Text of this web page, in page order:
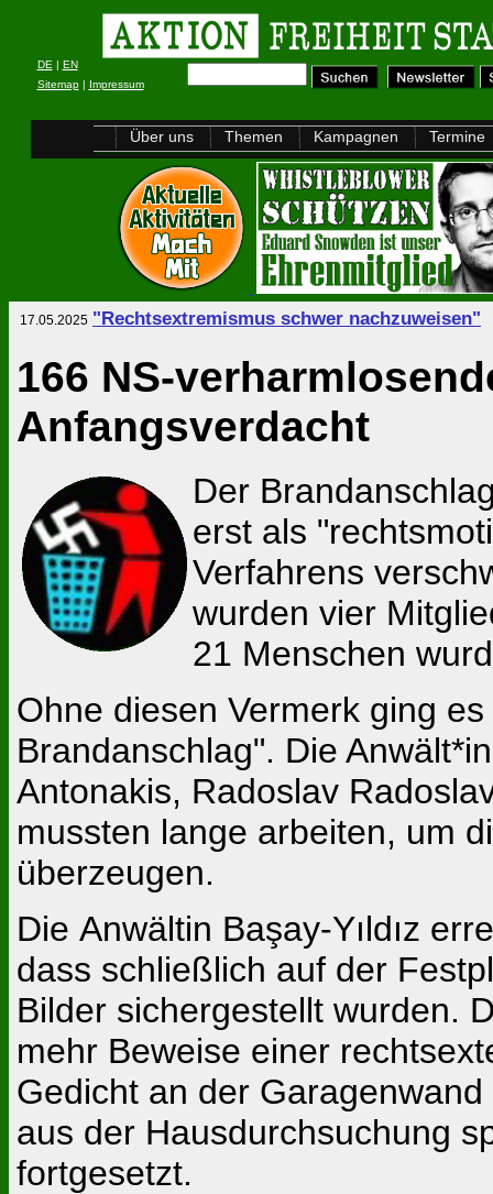
DE | EN
Sitemap| Impressum
Über uns Themen Kampagnen Termine
17.05.2025 "Rechtsextremismus schwer nachzuweisen"
166 NS-
Anfangsverdacht
Der
erst als
Verfahrens
wurden vier
21 Menschen
Ohne diesen Vermerk ging
Brandanschlag". Die
Antonakis, Radoslav
mussten lange arbeiten, um
überzeugen.
Die Anwältin Başay-Yıldız
dass schließlich auf der
Bilder sichergestellt wurden.
mehr Beweise einer
Gedicht an der
aus der Hausdurchsuchung
fortgesetzt.